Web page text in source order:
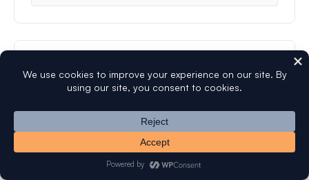
人気のリソース
DMARCレコードとは何か、およびDNSに追加す